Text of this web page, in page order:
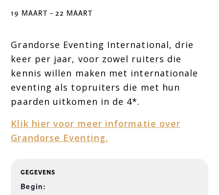
19 MAART -22 MAART
Grandorse Eventing International, drie
keer per jaar, voor zowel ruiters die
kennis willen maken met internationale
eventing als topruiters die met hun
paarden uitkomen in de 4*.
Klik hier voor meer informatie over
Grandorse Eventing.
GEGEVENS
Begin: